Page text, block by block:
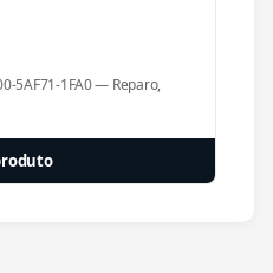
5AF71-1FA0 — Reparo,